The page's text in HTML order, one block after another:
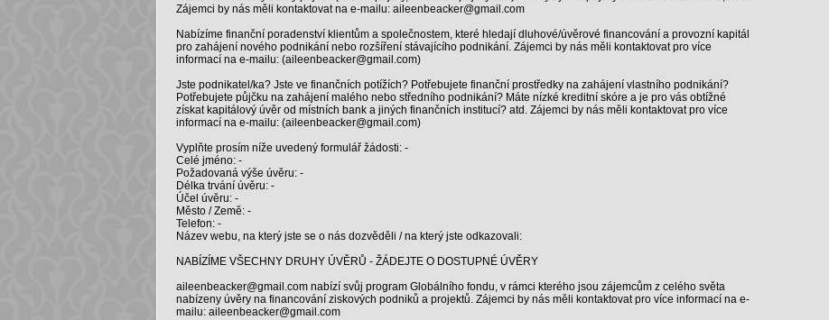
Zájemci by nás měli kontaktovat na e-mailu: aileenbeacker@gmail.com
Nabízíme finanční poradenství klientům a společnostem, které hledají dluhové/úvěrové financování a provozní kapitál
pro zahájení nového podnikání nebo rozšíření stávajícího podnikání. Zájemci by nás měli kontaktovat pro více
informací na e-mailu: (aileenbeacker@gmail.com)
Jste podnikatel/ka? Jste ve finančních potížích? Potřebujete finanční prostředky na zahájení vlastního podnikání?
Potřebujete půjčku na zahájení malého nebo středního podnikání? Máte nízké kreditní skóre a je pro vás obtížné
získat kapitálový úvěr od místních bank a jiných finančních institucí? atd. Zájemci by nás měli kontaktovat pro více
informací na e-mailu: (aileenbeacker@gmail.com)
Vyplňte prosím níže uvedený formulář žádosti: -
Celé jméno: -
Požadovaná výše úvěru: -
Délka trvání úvěru: -
Účel úvěru: -
Město / Země: -
Telefon: -
Název webu, na který jste se o nás dozvěděli / na který jste odkazovali:
NABÍZÍME VŠECHNY DRUHY ÚVĚRŮ - ŽÁDEJTE O DOSTUPNÉ ÚVĚRY
aileenbeacker@gmail.com nabízí svůj program Globálního fondu, v rámci kterého jsou zájemcům z celého světa
nabízeny úvěry na financování ziskových podniků a projektů. Zájemci by nás měli kontaktovat pro více informací na e-
mailu: aileenbeacker@gmail.com